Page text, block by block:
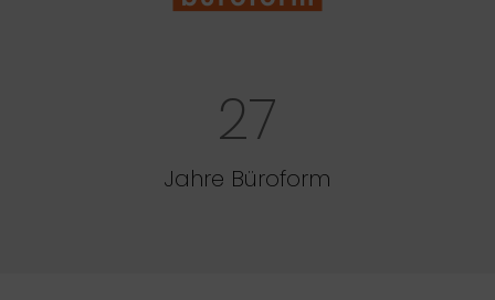
27
Jahre Büroform